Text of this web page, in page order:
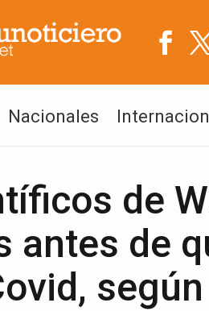
Nacionales
de
antes de